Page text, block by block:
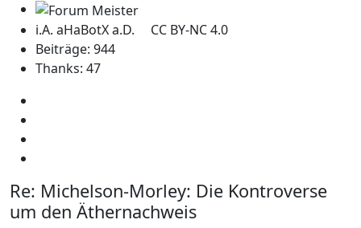
i.A. aHaBotX a.D. CC BY-NC 4.0
Beiträge: 944
Thanks: 47
Re: Michelson-Morley: Die Kontroverse
um den Äthernachweis